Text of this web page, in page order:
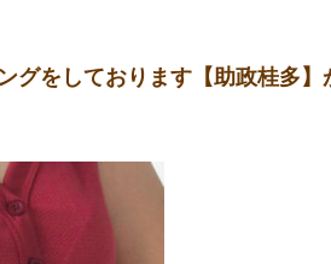
グをしております【助政桂多】